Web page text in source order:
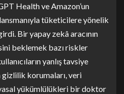
Health ve Amazon’un
tüketicilere yönelik
Bir yapay zekâ aracının
beklemek bazı riskler
yanlış tavsiye
gizlilik korumaları, veri
yükümlülükleri bir doktor